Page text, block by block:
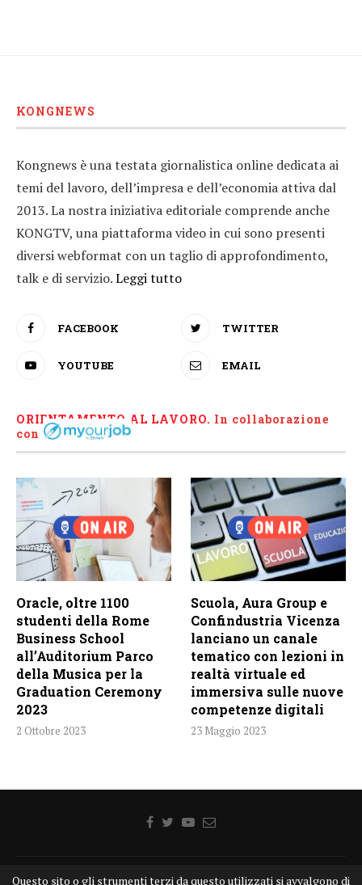
KONGNEWS
Kongnews è una testata giornalistica online dedicata ai
temi del lavoro, dell’impresa e dell’economia attiva dal
2013. La nostra iniziativa editoriale comprende anche
KONGTV, una piattaforma video in cui sono presenti
diversi webformat con un taglio di approfondimento,
talk e di servizio.Leggi tutto
FACEBOOK TWITTER
YOUTUBE EMAIL
ORIENTAMENTO AL LAVORO. In collaborazione
con
Oracle, oltre 1100
studenti della Rome
Business School
all’Auditorium Parco
della Musica per la
Graduation Ceremony
2023
2 Ottobre 2023
Scuola, Aura Group e
Confindustria Vicenza
lanciano un canale
tematico con lezioni in
realtà virtuale ed
immersiva sulle nuove
competenze digitali
23 Maggio 2023
Questo sito o gli strumenti terzi da questo utilizzati si avvalgono di